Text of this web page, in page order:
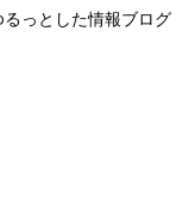
っとした情報ブログ